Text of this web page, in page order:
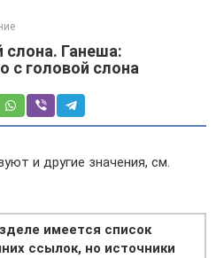
слона. Ганеша:
с головой слона
и другие значения, см.
имеется список
ссылок, но источники